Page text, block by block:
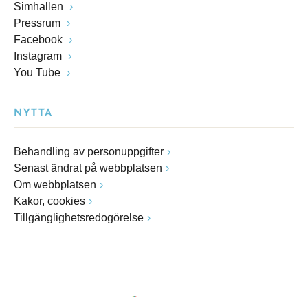
Simhallen
Pressrum
Facebook
Instagram
You Tube
NYTTA
Behandling av personuppgifter
Senast ändrat på webbplatsen
Om webbplatsen
Kakor, cookies
Tillgänglighetsredogörelse